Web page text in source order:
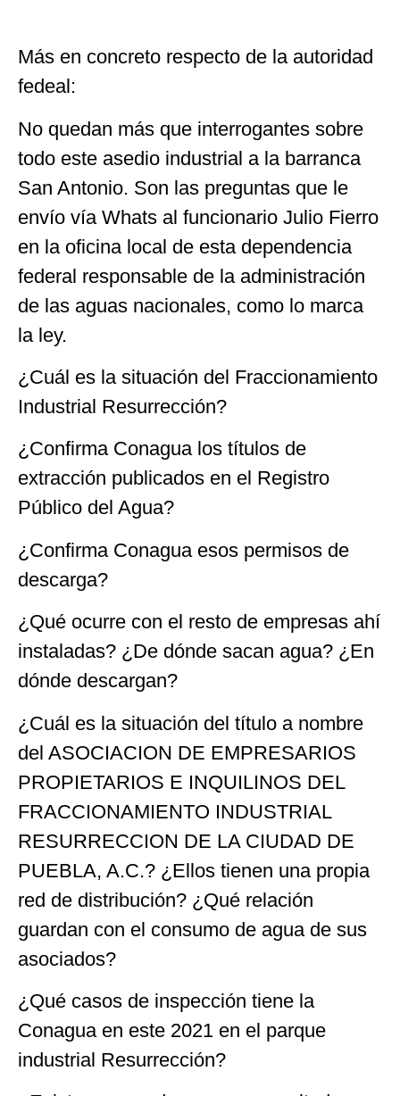
Más en concreto respecto de la autoridad
fedeal:
No quedan más que interrogantes sobre
todo este asedio industrial a la barranca
San Antonio. Son las preguntas que le
envío vía Whats al funcionario Julio Fierro
en la oficina local de esta dependencia
federal responsable de la administración
de las aguas nacionales, como lo marca
la ley.
¿Cuál es la situación del Fraccionamiento
Industrial Resurrección?
¿Confirma Conagua los títulos de
extracción publicados en el Registro
Público del Agua?
¿Confirma Conagua esos permisos de
descarga?
¿Qué ocurre con el resto de empresas ahí
instaladas? ¿De dónde sacan agua? ¿En
dónde descargan?
¿Cuál es la situación del título a nombre
del ASOCIACION DE EMPRESARIOS
PROPIETARIOS E INQUILINOS DEL
FRACCIONAMIENTO INDUSTRIAL
RESURRECCION DE LA CIUDAD DE
PUEBLA, A.C.? ¿Ellos tienen una propia
red de distribución? ¿Qué relación
guardan con el consumo de agua de sus
asociados?
¿Qué casos de inspección tiene la
Conagua en este 2021 en el parque
industrial Resurrección?